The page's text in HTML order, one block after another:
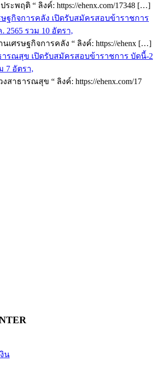
ฤติ “ ลิงค์: https://ehenx.com/17348 […]
ษฐกิจการคลัง เปิดรับสมัครสอบข้าราชการ
2565 รวม 10 อัตรา,
รษฐกิจการคลัง “ ลิงค์: https://ehenx […]
ารณสุข เปิดรับสมัครสอบข้าราชการ บัดนี้-2
7 อัตรา,
ธารณสุข “ ลิงค์: https://ehenx.com/17
น